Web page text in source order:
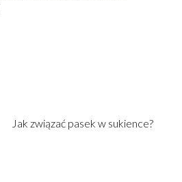
Jak związać pasek w sukience?